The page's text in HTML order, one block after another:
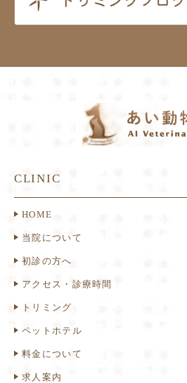
CLINIC
HOME
当院について
初診の方へ
アクセス・診療時間
トリミング
ペットホテル
料金について
求人案内